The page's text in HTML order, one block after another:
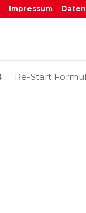
Impressum
Re-Start